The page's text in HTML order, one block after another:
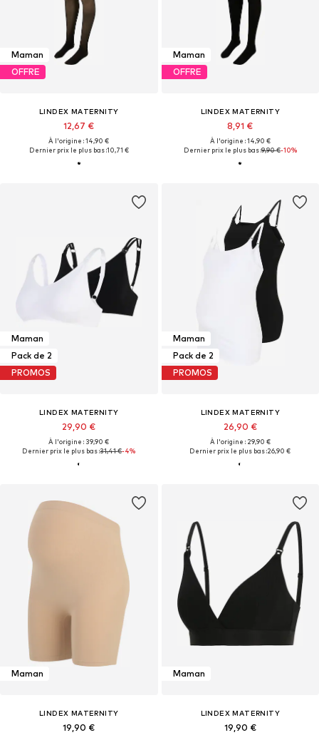
Maman
OFFRE
LINDEX MATERNITY
12,67 €
À l'origine : 14,90 €
Dernier prix le plus bas :10,71 €
Maman
OFFRE
LINDEX MATERNITY
8,91 €
À l'origine : 14,90 €
Dernier prix le plus bas :9,90 €-10%
Maman
Pack de 2
PROMOS
LINDEX MATERNITY
29,90 €
À l'origine : 39,90 €
Dernier prix le plus bas :31,41 €-4%
Maman
Pack de 2
PROMOS
LINDEX MATERNITY
26,90 €
À l'origine : 29,90 €
Dernier prix le plus bas :26,90 €
Maman
LINDEX MATERNITY
19,90 €
Maman
LINDEX MATERNITY
19,90 €